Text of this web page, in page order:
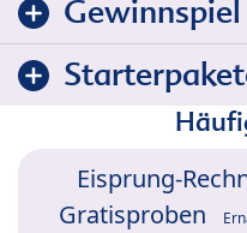
Gewinnspiel
Eisprung-
Gratisproben